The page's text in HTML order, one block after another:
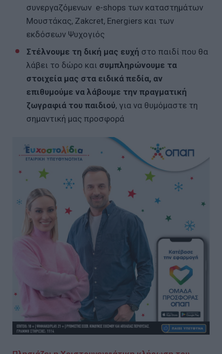
συνεργαζόμενων e-shops των καταστημάτων
Μουστάκας, Zakcret, Energiers και των
εκδόσεων Ψυχογιός
Στέλνουμε τη δική μας ευχή στο παιδί που θα
λάβει το δώρο και συμπληρώνουμε τα
στοιχεία μας στα ειδικά πεδία, αν
επιθυμούμε να λάβουμε την πραγματική
ζωγραφιά του παιδιού, για να θυμόμαστε τη
σημαντική μας προσφορά